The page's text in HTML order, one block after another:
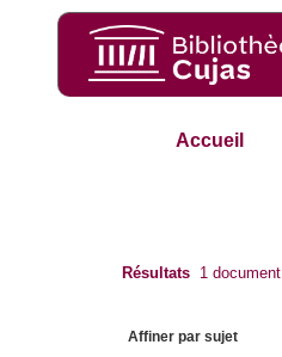
Accueil
Résultats 1 document
Affiner par sujet